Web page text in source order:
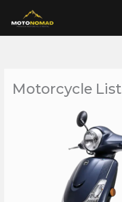
contenu
Motorcycle List